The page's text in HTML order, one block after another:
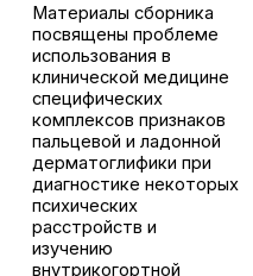
Материалы сборника
посвящены проблеме
использования в
клинической медицине
специфических
комплексов признаков
пальцевой и ладонной
дерматоглифики при
диагностике некоторых
психических
расстройств и
изучению
внутрикогортной